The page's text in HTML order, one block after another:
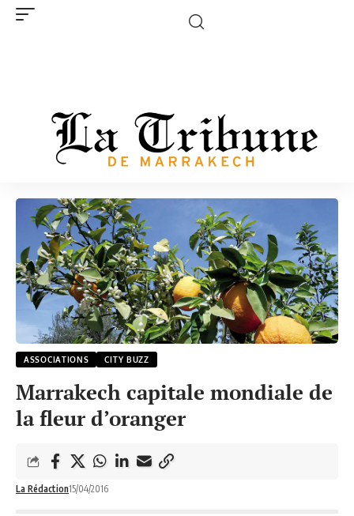
ASSOCIATIONS CITY BUZZ
Marrakech capitale mondiale de
la fleur d’oranger
La Rédaction15/04/2016